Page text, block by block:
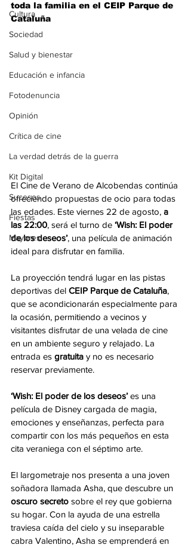
Cultura
Sociedad
Salud y bienestar
Educación e infancia
Fotodenuncia
Opinión
Crítica de cine
La verdad detrás de la guerra
Kit Digital
Sucesos
Fiestas
Mayores
toda la familia en el CEIP Parque de
Cataluña
El Cine de Verano de Alcobendas continúa
ofreciendo propuestas de ocio para todas
las edades. Este viernes 22 de agosto, a
las 22:00, será el turno de ‘Wish: El poder
de los deseos’, una película de animación
ideal para disfrutar en familia.
La proyección tendrá lugar en las pistas
deportivas del CEIP Parque de Cataluña,
que se acondicionarán especialmente para
la ocasión, permitiendo a vecinos y
visitantes disfrutar de una velada de cine
en un ambiente seguro y relajado. La
entrada es gratuita y no es necesario
reservar previamente.
‘Wish: El poder de los deseos’ es una
película de Disney cargada de magia,
emociones y enseñanzas, perfecta para
compartir con los más pequeños en esta
cita veraniega con el séptimo arte.
El largometraje nos presenta a una joven
soñadora llamada Asha, que descubre un
oscuro secreto sobre el rey que gobierna
su hogar. Con la ayuda de una estrella
traviesa caída del cielo y su inseparable
cabra Valentino, Asha se emprenderá en